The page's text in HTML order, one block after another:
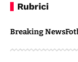
Rubrici
Breaking News